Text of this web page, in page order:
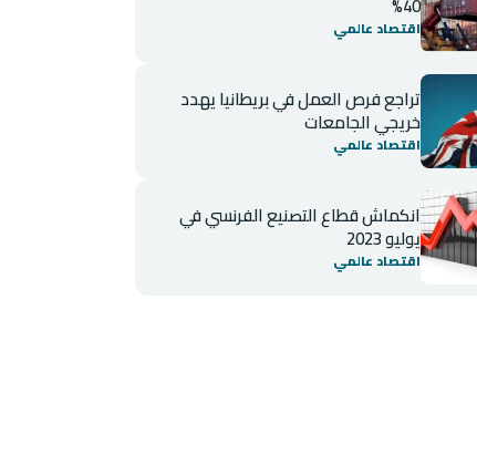
اقتصاد عالمي
تراجع فرص العمل في بريطانيا يهدد
خريجي الجامعات
اقتصاد عالمي
انكماش قطاع التصنيع الفرنسي في
يوليو 2023
اقتصاد عالمي